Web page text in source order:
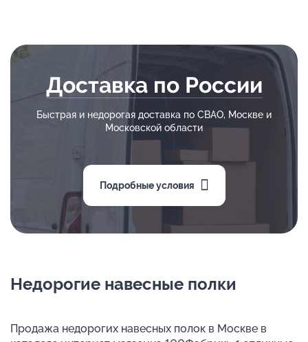
Доставка по России
Быстрая и недорогая доставка по СВАО, Москве и
Московской области
Подробные условия
Недорогие навесные полки
Продажа недорогих навесных полок в Москве в